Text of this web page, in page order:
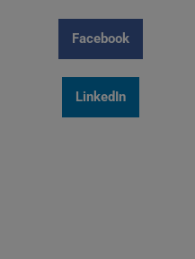
Facebook
LinkedIn